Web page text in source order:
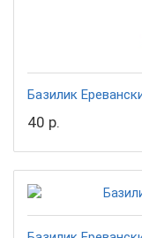
Базилик
40 р.